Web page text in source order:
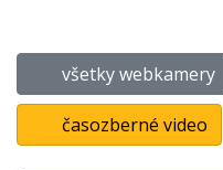
všetky webkamery
časozberné video